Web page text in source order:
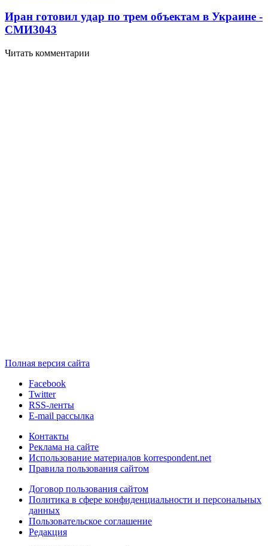
Иран готовил удар по трем объектам в Украине -
СМИ3043
Читать комментарии
Полная версия сайта
Facebook
Twitter
RSS-ленты
E-mail рассылка
Контакты
Реклама на сайте
Использование материалов korrespondent.net
Правила пользования сайтом
Договор пользования сайтом
Политика в сфере конфиденциальности и персональных
данных
Пользовательское соглашение
Редакция